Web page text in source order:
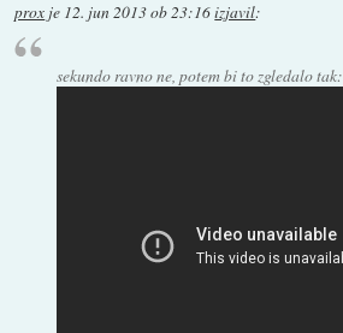
prox je 12. jun 2013 ob 23:16izjavil:
sekundo ravno ne, potem bi to zgledalo tak: